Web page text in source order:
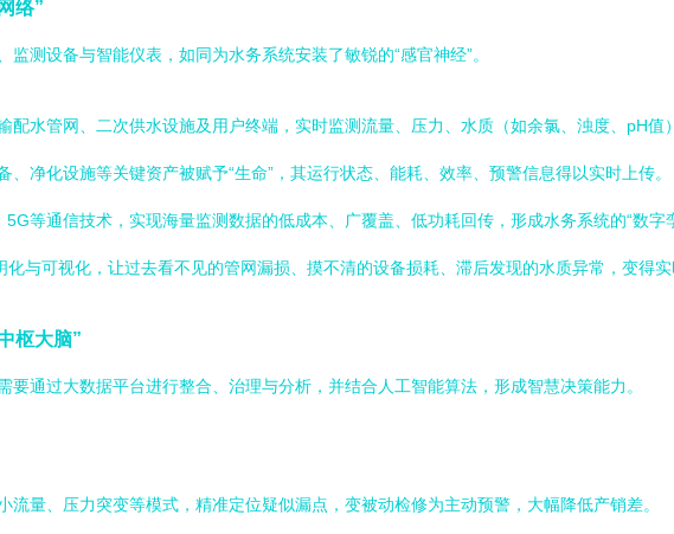
络”
测设备与智能仪表，如同为水务系统安装了敏锐的“感官神经”。
配水管网、二次供水设施及用户终端，实时监测流量、压力、水质（如余氯、浊度、pH值
、净化设施等关键资产被赋予“生命”，其运行状态、能耗、效率、预警信息得以实时上传。
5G等通信技术，实现海量监测数据的低成本、广覆盖、低功耗回传，形成水务系统的“数字
化与可视化，让过去看不见的管网漏损、摸不清的设备损耗、滞后发现的水质异常，变得实
枢大脑”
要通过大数据平台进行整合、治理与分析，并结合人工智能算法，形成智慧决策能力。
流量、压力突变等模式，精准定位疑似漏点，变被动检修为主动预警，大幅降低产销差。